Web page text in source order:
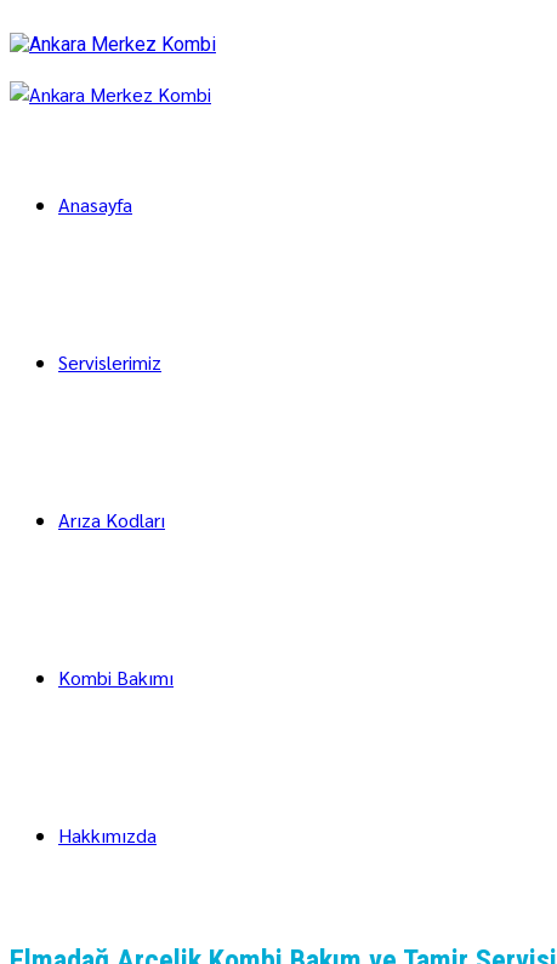
Anasayfa
Servislerimiz
Arıza Kodları
Kombi Bakımı
Hakkımızda